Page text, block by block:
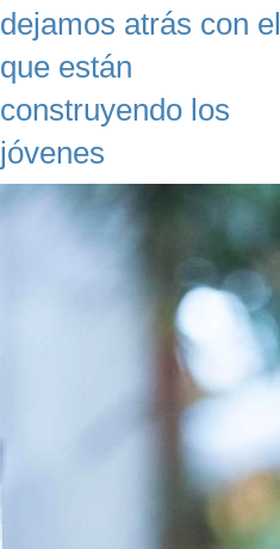
dejamos atrás con el
que están
construyendo los
jóvenes